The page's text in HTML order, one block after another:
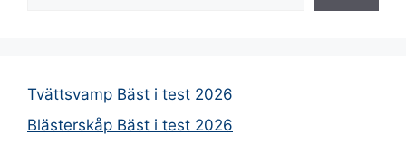
Tvättsvamp Bäst i test 2026
Blästerskåp Bäst i test 2026